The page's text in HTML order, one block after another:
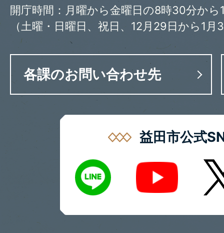
開庁時間：月曜から金曜日の8時30分から
（土曜・日曜日、祝日、12月29日から1月
各課のお問い合わせ先
益田市公式
LINE
Youtube X